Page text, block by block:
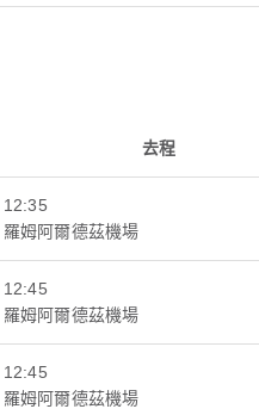
去程
12:35
羅姆阿爾德茲機場
12:45
羅姆阿爾德茲機場
12:45
羅姆阿爾德茲機場